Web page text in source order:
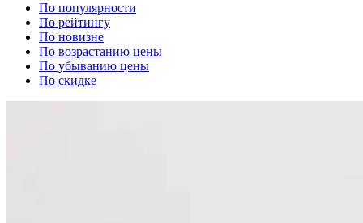
По популярности
По рейтингу
По новизне
По возрастанию цены
По убыванию цены
По скидке